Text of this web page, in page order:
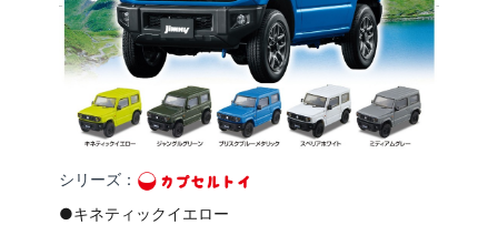
シリーズ：
●キネティックイエロー